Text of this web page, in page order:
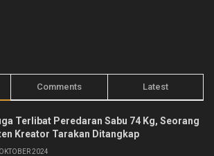
Comments Latest
Terlibat Peredaran Sabu 74 Kg, Seorang
Kreator Tarakan Ditangkap
2024